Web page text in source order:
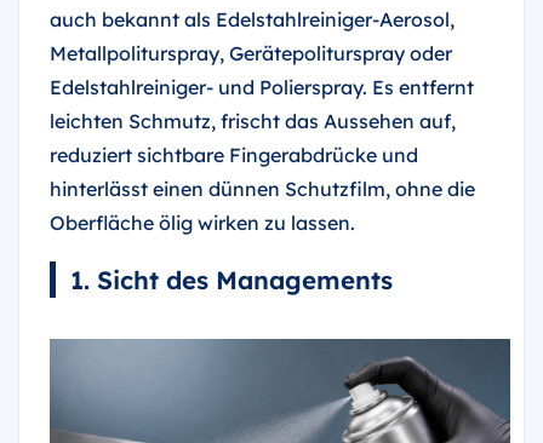
auch bekannt als Edelstahlreiniger-Aerosol,
Metallpoliturspray, Gerätepoliturspray oder
Edelstahlreiniger- und Polierspray. Es entfernt
leichten Schmutz, frischt das Aussehen auf,
reduziert sichtbare Fingerabdrücke und
hinterlässt einen dünnen Schutzfilm, ohne die
Oberfläche ölig wirken zu lassen.
1. Sicht des Managements